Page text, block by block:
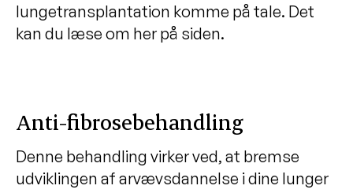
lungetransplantation komme på tale. Det
kan du læse om her på siden.
Anti-fibrosebehandling
Denne behandling virker ved, at bremse
udviklingen af arvævsdannelse i dine lunger